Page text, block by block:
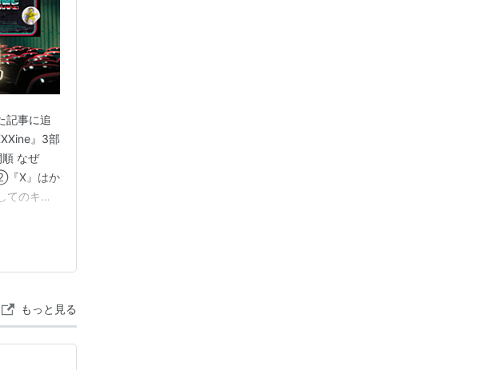
記事に追
』3部
なぜ
『X』はか
てのキー
もっと見る